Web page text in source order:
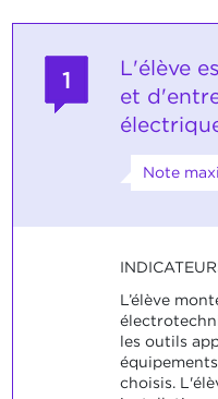
1
L'élève
et
Note
L’élève
les outils
choisis.